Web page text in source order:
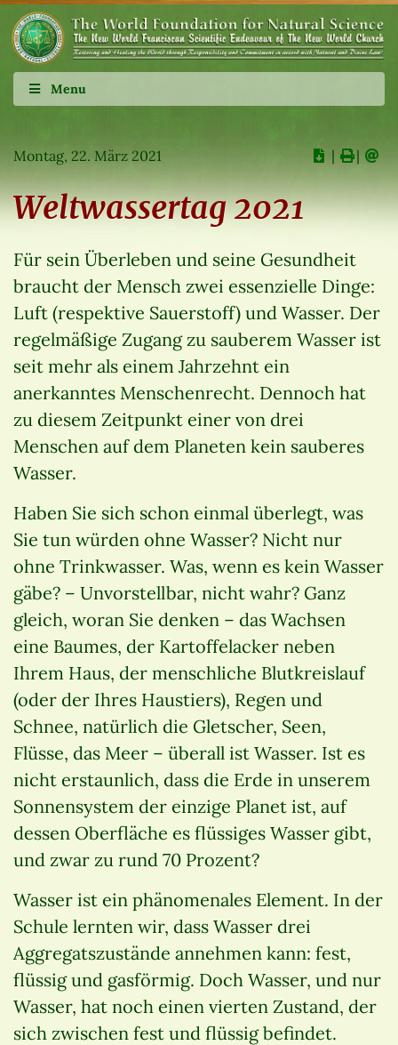
Menu
Montag, 22. März 2021 ∣ ∣
Weltwassertag 2021
Für sein Überleben und seine Gesundheit
braucht der Mensch zwei essenzielle Dinge:
Luft (respektive Sauerstoff) und Wasser. Der
regelmäßige Zugang zu sauberem Wasser ist
seit mehr als einem Jahrzehnt ein
anerkanntes Menschenrecht. Dennoch hat
zu diesem Zeitpunkt einer von drei
Menschen auf dem Planeten kein sauberes
Wasser.
Haben Sie sich schon einmal überlegt, was
Sie tun würden ohne Wasser? Nicht nur
ohne Trinkwasser. Was, wenn es kein Wasser
gäbe? – Unvorstellbar, nicht wahr? Ganz
gleich, woran Sie denken – das Wachsen
eine Baumes, der Kartoffelacker neben
Ihrem Haus, der menschliche Blutkreislauf
(oder der Ihres Haustiers), Regen und
Schnee, natürlich die Gletscher, Seen,
Flüsse, das Meer – überall ist Wasser. Ist es
nicht erstaunlich, dass die Erde in unserem
Sonnensystem der einzige Planet ist, auf
dessen Oberfläche es flüssiges Wasser gibt,
und zwar zu rund 70 Prozent?
Wasser ist ein phänomenales Element. In der
Schule lernten wir, dass Wasser drei
Aggregatszustände annehmen kann: fest,
flüssig und gasförmig. Doch Wasser, und nur
Wasser, hat noch einen vierten Zustand, der
sich zwischen fest und flüssig befindet.